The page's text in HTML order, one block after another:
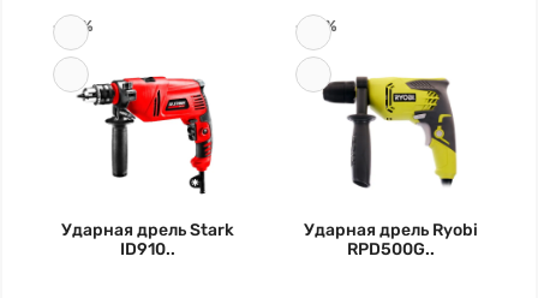
-20%
Ударная дрель Stark
ID910..
-33%
Ударная дрель Ryobi
RPD500G..